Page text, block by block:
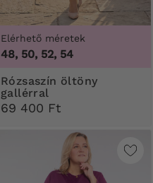
Elérhető méretek
48, 50, 52, 54
Rózsaszín öltöny
gallérral
69 400 Ft